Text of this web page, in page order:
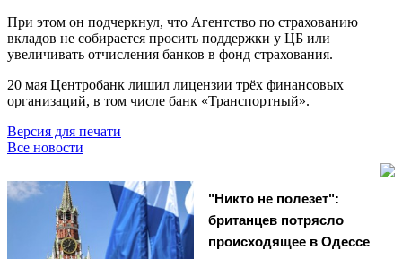
При этом он подчеркнул, что Агентство по страхованию
вкладов не собирается просить поддержки у ЦБ или
увеличивать отчисления банков в фонд страхования.
20 мая Центробанк лишил лицензии трёх финансовых
организаций, в том числе банк «Транспортный».
Версия для печати
Все новости
"Никто не полезет":
британцев потрясло
происходящее в Одессе